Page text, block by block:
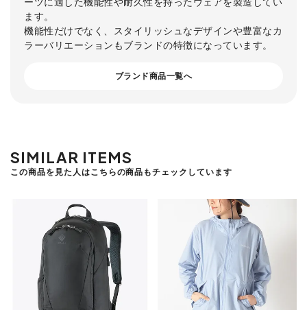
ます。
機能性だけでなく、スタイリッシュなデザインや豊富なカ
ラーバリエーションもブランドの特徴になっています。
ブランド商品一覧へ
SIMILAR ITEMS
この商品を見た人はこちらの商品もチェックしています